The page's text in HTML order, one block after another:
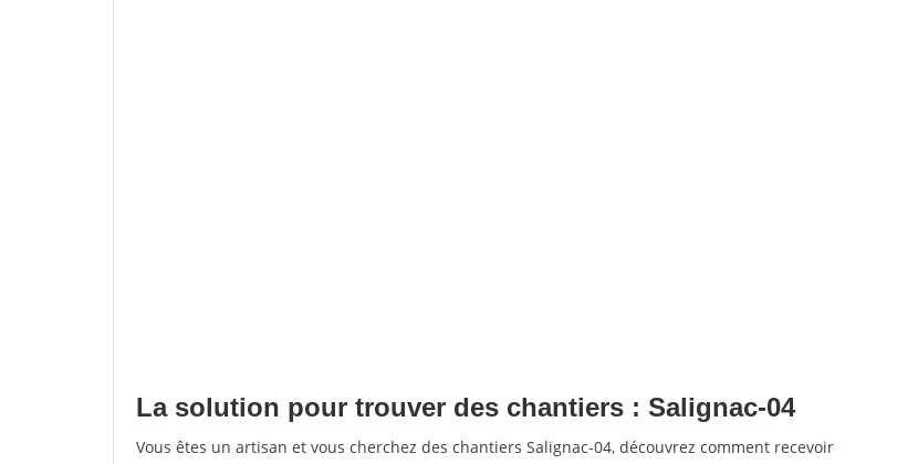
La solution pour trouver des chantiers : Salignac-04
Vous êtes un artisan et vous cherchez des chantiers Salignac-04, découvrez comment recevoir